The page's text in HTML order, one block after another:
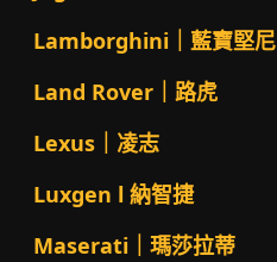
Lamborghini｜藍寶堅尼
Land Rover｜路虎
Lexus｜凌志
Luxgen l 納智捷
Maserati｜瑪莎拉蒂